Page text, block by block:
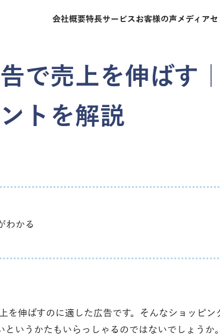
会社概要特長サービスお客様の声 メディアセ
で売上を伸ばす
トを解説
わかる
を伸ばすのに適した広告です。そんなショッピン
いうかたもいらっしゃるのではないでしょうか。